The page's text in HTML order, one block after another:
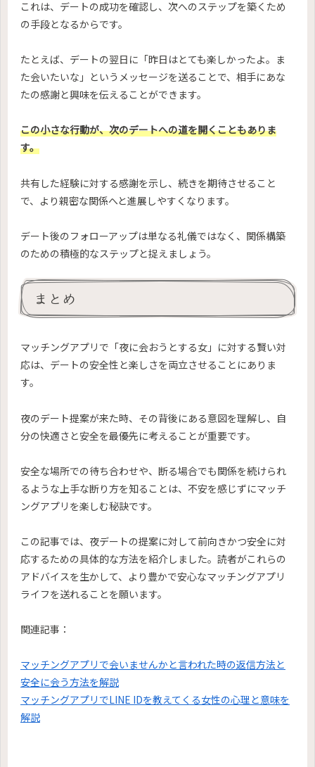
これは、デートの成功を確認し、次へのステップを築くため
の手段となるからです。
たとえば、デートの翌日に「昨日はとても楽しかったよ。ま
た会いたいな」というメッセージを送ることで、相手にあな
たの感謝と興味を伝えることができます。
この小さな行動が、次のデートへの道を開くこともありま
す。
共有した経験に対する感謝を示し、続きを期待させること
で、より親密な関係へと進展しやすくなります。
デート後のフォローアップは単なる礼儀ではなく、関係構築
のための積極的なステップと捉えましょう。
まとめ
マッチングアプリで「夜に会おうとする女」に対する賢い対
応は、デートの安全性と楽しさを両立させることにありま
す。
夜のデート提案が来た時、その背後にある意図を理解し、自
分の快適さと安全を最優先に考えることが重要です。
安全な場所での待ち合わせや、断る場合でも関係を続けられ
るような上手な断り方を知ることは、不安を感じずにマッチ
ングアプリを楽しむ秘訣です。
この記事では、夜デートの提案に対して前向きかつ安全に対
応するための具体的な方法を紹介しました。読者がこれらの
アドバイスを生かして、より豊かで安心なマッチングアプリ
ライフを送れることを願います。
関連記事：
マッチングアプリで会いませんかと言われた時の返信方法と
安全に会う方法を解説
マッチングアプリでLINE IDを教えてくる女性の心理と意味を
解説